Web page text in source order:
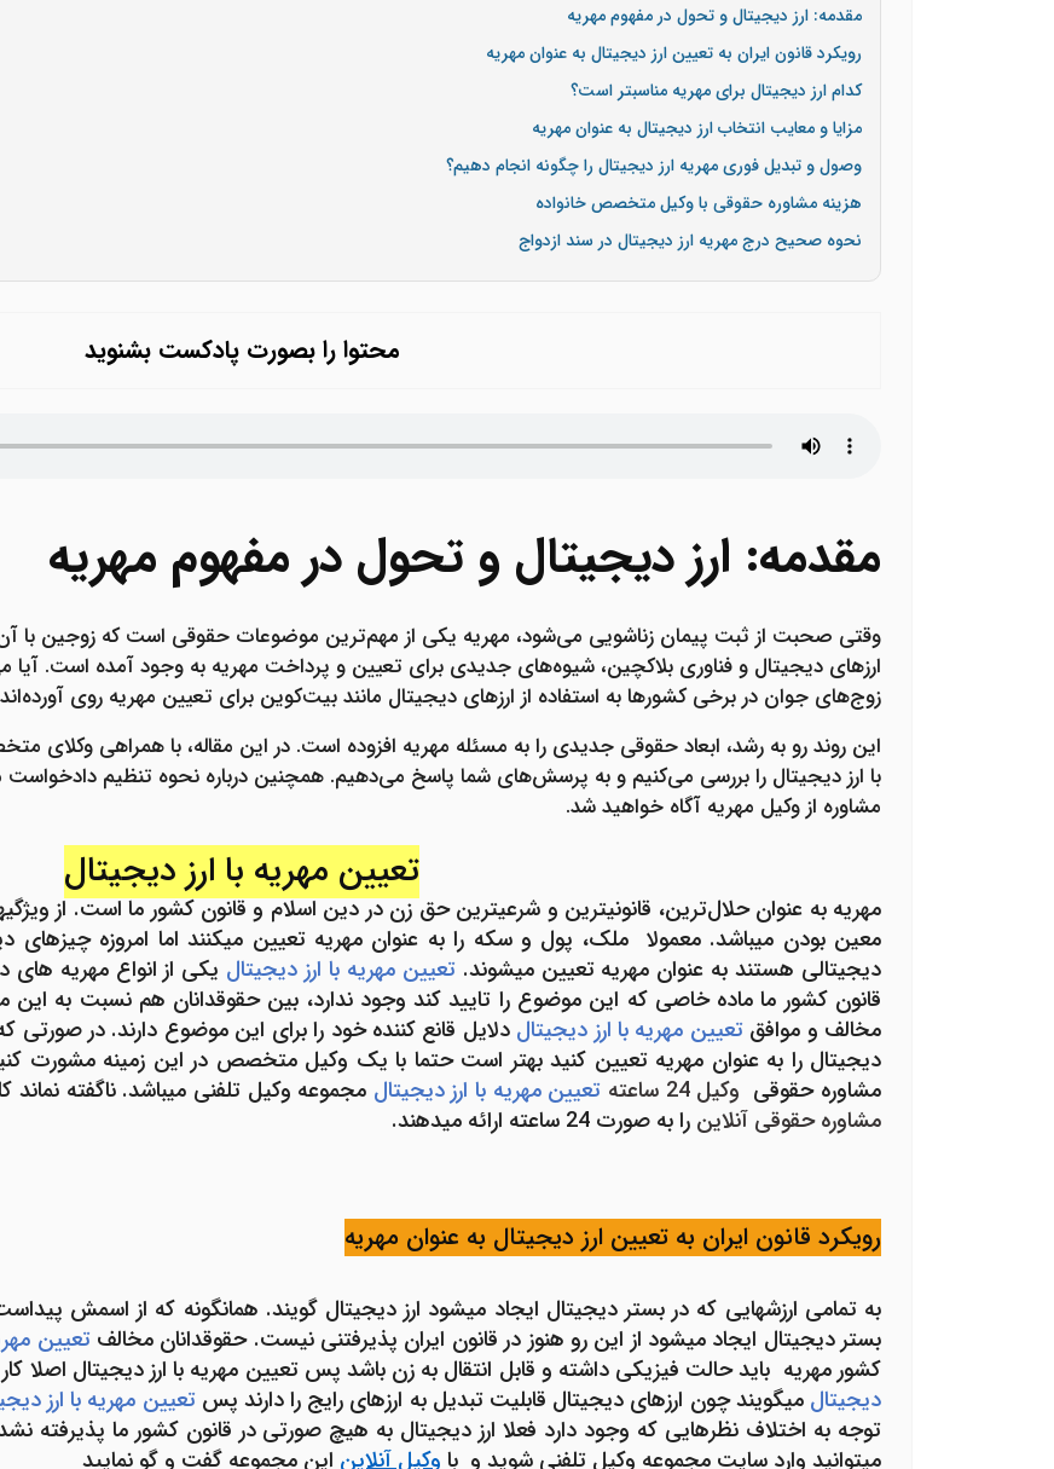
مقدمه: ارز دیجیتال و تحول در مفهوم مهریه
رویکرد قانون ایران به تعیین ارز دیجیتال به عنوان مهریه
کدام ارز دیجیتال برای مهریه مناسب­تر است؟
مزایا و معایب انتخاب ارز دیجیتال به عنوان مهریه
وصول و تبدیل فوری مهریه ارز دیجیتال را چگونه انجام دهیم؟
هزینه مشاوره حقوقی با وکیل متخصص خانواده
نحوه صحیح درج مهریه ارز دیجیتال در سند ازدواج
محتوا را بصورت پادکست بشنوید
مقدمه: ارز دیجیتال و تحول در مفهوم مهریه
وقتی صحبت از ثبت پیمان زناشویی می‌شود، مهریه یکی از مهم‌ترین موضوعات حقوقی است که زوجین با
زوج‌های جوان در برخی کشورها به استفاده از ارزهای دیجیتال مانند بیت‌کوین برای تعیین مهریه روی
این روند رو به رشد، ابعاد حقوقی جدیدی را به مسئله مهریه افزوده است. در این مقاله، با همراهی وکلای
با ارز دیجیتال را بررسی می‌کنیم و به پرسش‌های شما پاسخ می‌دهیم. همچنین درباره نحوه تنظیم
مشاوره از وکیل مهریه آگاه خواهید شد.
تعیین مهریه با ارز دیجیتال
مهریه به عنوان حلالترین، قانونی­ترین و شرعی­ترین حق زن در دین اسلام و قانون کشور ما است. از
معین بودن می­باشد. معمولا ملک، پول و سکه را به عنوان مهریه تعیین می­کنند اما امروزه
دیجیتالی هستند به عنوان مهریه تعیین می­شوند. تعیین مهریه با ارز دیجیتال یکی از انواع مهریه­ های
قانون کشور ما ماده خاصی که این موضوع را تایید کند وجود ندارد، بین حقوقدانان هم نسبت به
مخالف و موافق تعیین مهریه با ارز دیجیتالدلایل قانع کننده خود را برای این موضوع دارند. در صورتی
دیجیتال را به عنوان مهریه تعیین کنید بهتر است حتما با یک وکیل متخصص در این زمینه مشورت کنید
مشاوره حقوقی وکیل 24 ساعته­ تعیین مهریه با ارز دیجیتال مجموعه وکیل تلفنی می­باشد. ناگفته
مشاوره حقوقی آنلاین را به صورت 24 ساعته ارائه می­دهند.
رویکرد قانون ایران به تعیین ارز دیجیتال به عنوان مهریه
به تمامی ارزش­هایی که در بستر دیجیتال ایجاد می­شود ارز دیجیتال گویند. همانگونه که از اسمش
بستر دیجیتال ایجاد می­شود از این رو هنوز در قانون ایران پذیرفتنی نیست. حقوقدانان مخالف تعیین
کشور مهریه باید حالت فیزیکی داشته و قابل انتقال به زن باشد پس تعیین مهریه با ارز دیجیتال اصلا
دیجیتال می­گویند چون ارزهای دیجیتال قابلیت تبدیل به ارزهای رایج را دارند پس تعیین مهریه با ارز
توجه به اختلاف نظرهایی که وجود دارد فعلا ارز دیجیتال به هیچ صورتی در قانون کشور ما پذیرفته
می­توانید وارد سایت مجموعه وکیل تلفنی شوید و با وکیل آنلاین این مجموعه گفت و گو نمایید